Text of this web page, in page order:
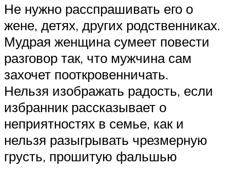
Не нужно расспрашивать его о
жене, детях, других родственниках.
Мудрая женщина сумеет повести
разговор так, что мужчина сам
захочет пооткровенничать.
Нельзя изображать радость, если
избранник рассказывает о
неприятностях в семье, как и
нельзя разыгрывать чрезмерную
грусть, прошитую фальшью